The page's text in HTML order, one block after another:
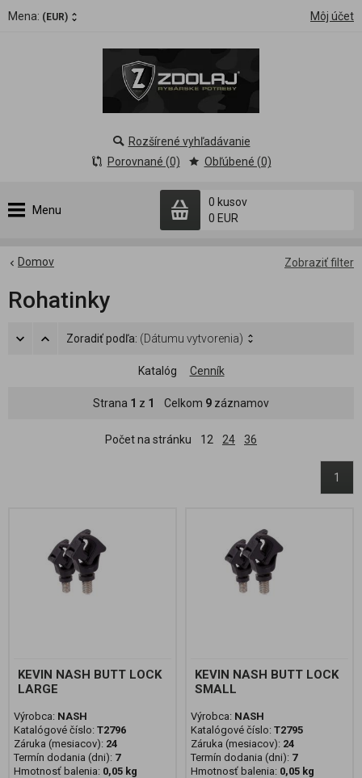
Mena: (EUR) Môj účet
Menu
0 kusov
0 EUR
Rozšírené vyhľadávanie
Porovnané (0)
Obľúbené (0)
Zobraziť filter
Domov
Rohatinky
Zoradiť podľa: (Dátumu vytvorenia)
Katalóg Cenník
Strana 1 z 1 Celkom 9 záznamov
Počet na stránku 12 24 36
1
KEVIN NASH BUTT LOCK
LARGE
Výrobca: NASH
Katalógové číslo: T2796
Záruka (mesiacov): 24
Termín dodania (dni): 7
Hmotnosť balenia: 0,05 kg
KEVIN NASH BUTT LOCK
SMALL
Výrobca: NASH
Katalógové číslo: T2795
Záruka (mesiacov): 24
Termín dodania (dni): 7
Hmotnosť balenia: 0,05 kg